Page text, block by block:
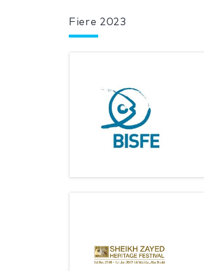
Fiere 2023